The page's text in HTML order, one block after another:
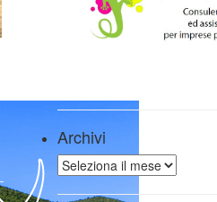
Archivi
Archivi